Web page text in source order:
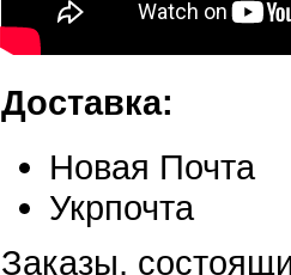
Доставка:
Новая Почта
Укрпочта
Заказы,